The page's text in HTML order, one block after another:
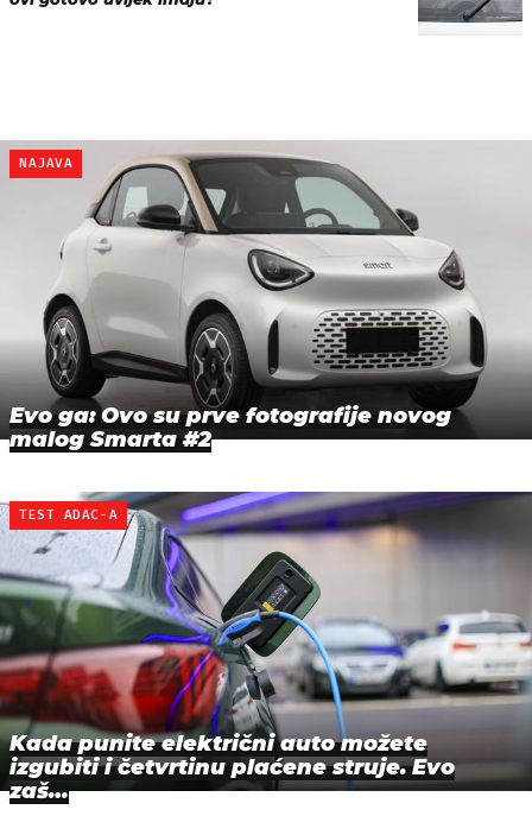
NAJAVA
Evo ga: Ovo su prve fotografije novog
malog Smarta #2
TEST ADAC-A
Kada punite električni auto možete
izgubiti i četvrtinu plaćene struje. Evo
zaš…